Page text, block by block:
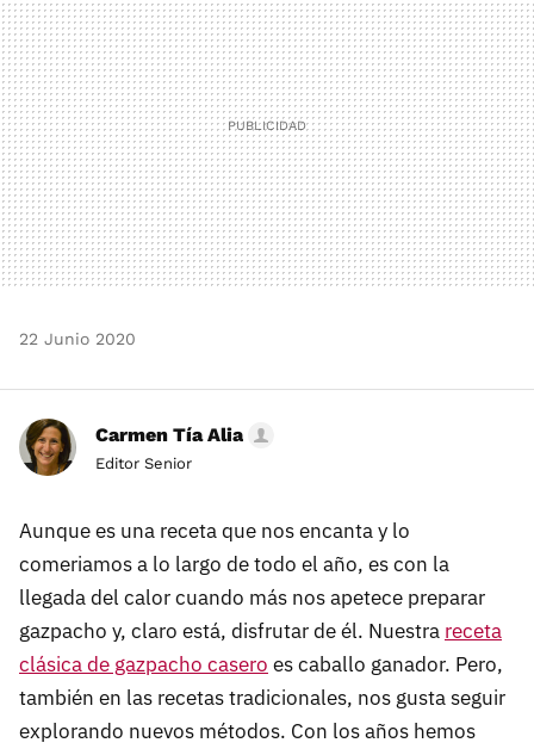
22 Junio 2020
Carmen Tía Alia
Editor Senior
Aunque es una receta que nos encanta y lo
comeriamos a lo largo de todo el año, es con la
llegada del calor cuando más nos apetece preparar
gazpacho y, claro está, disfrutar de él. Nuestra receta
clásica de gazpacho casero es caballo ganador. Pero,
también en las recetas tradicionales, nos gusta seguir
explorando nuevos métodos. Con los años hemos